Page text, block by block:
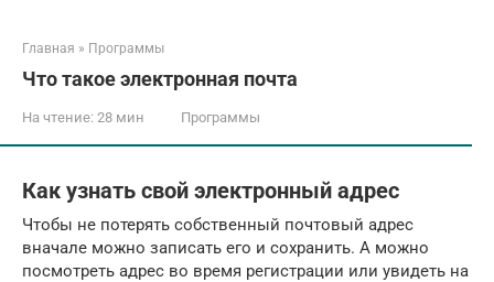
Главная » Программы
Что такое электронная почта
На чтение: 28 мин Программы
Как узнать свой электронный адрес
Чтобы не потерять собственный почтовый адрес
вначале можно записать его и сохранить. А можно
посмотреть адрес во время регистрации или увидеть на